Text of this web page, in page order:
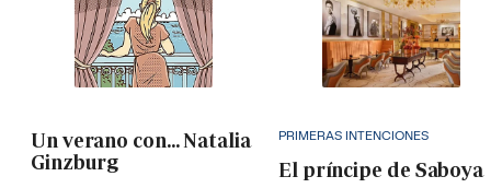
Un verano con... Natalia
Ginzburg
PRIMERAS INTENCIONES
El príncipe de Saboya